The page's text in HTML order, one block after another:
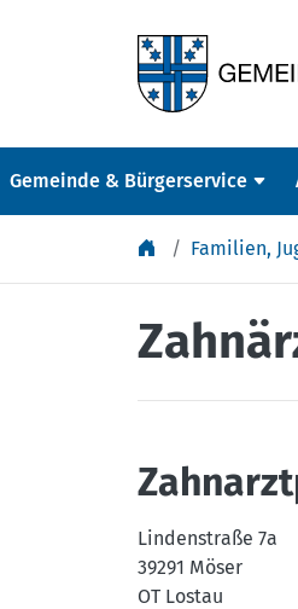
Gemeinde & Bürgerservice
Familien,
Lindenstraße 7a
39291 Möser
OT Lostau